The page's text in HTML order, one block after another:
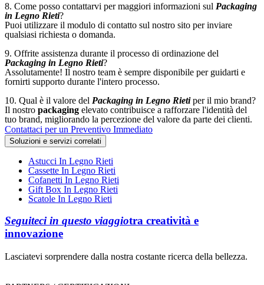
8. Come posso contattarvi per maggiori informazioni sul Packaging
in Legno Rieti?
Puoi utilizzare il modulo di contatto sul nostro sito per inviare
qualsiasi richiesta o domanda.
9. Offrite assistenza durante il processo di ordinazione del
Packaging in Legno Rieti?
Assolutamente! Il nostro team è sempre disponibile per guidarti e
fornirti supporto durante l'intero processo.
10. Qual è il valore del Packaging in Legno Rietiper il mio brand?
Il nostro packaging elevato contribuisce a rafforzare l'identità del
tuo brand, migliorando la percezione del valore da parte dei clienti.
Contattaci per un Preventivo Immediato
Soluzioni e servizi correlati
Astucci In Legno Rieti
Cassette In Legno Rieti
Cofanetti In Legno Rieti
Gift Box In Legno Rieti
Scatole In Legno Rieti
Seguiteci in questo viaggiotra creatività e
innovazione
Lasciatevi sorprendere dalla nostra costante ricerca della bellezza.